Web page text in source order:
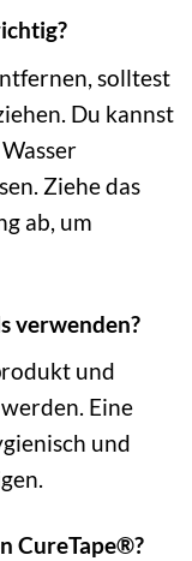
solltest
Du kannst
Ziehe das
ab, um
verwenden?
und
Eine
und
CureTape®?